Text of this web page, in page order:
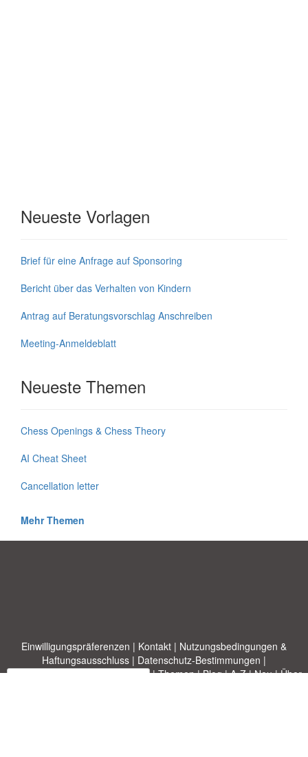
Neueste Vorlagen
Brief für eine Anfrage auf Sponsoring
Bericht über das Verhalten von Kindern
Antrag auf Beratungsvorschlag Anschreiben
Meeting-Anmeldeblatt
Neueste Themen
Chess Openings & Chess Theory
AI Cheat Sheet
Cancellation letter
Mehr Themen
Einwilligungspräferenzen | Kontakt | Nutzungsbedingungen &
Haftungsausschluss | Datenschutz-Bestimmungen |
|Themen|Blog|A-Z|Neu|Über